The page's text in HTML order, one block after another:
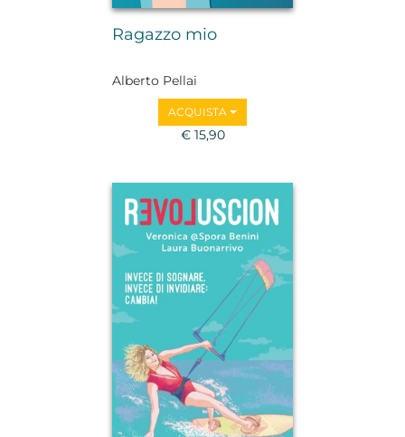
Ragazzo mio
Alberto Pellai
ACQUISTA
€ 15,90